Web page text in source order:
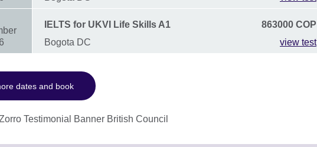
IELTS for UKVI Life Skills A1
863000 COP
Bogota DC
view test
dates and book